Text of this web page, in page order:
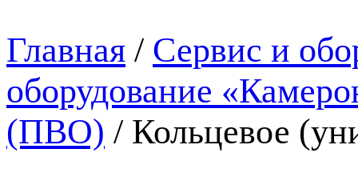
Главная / Сервис и
оборудование
(ПВО) / Кольцевое